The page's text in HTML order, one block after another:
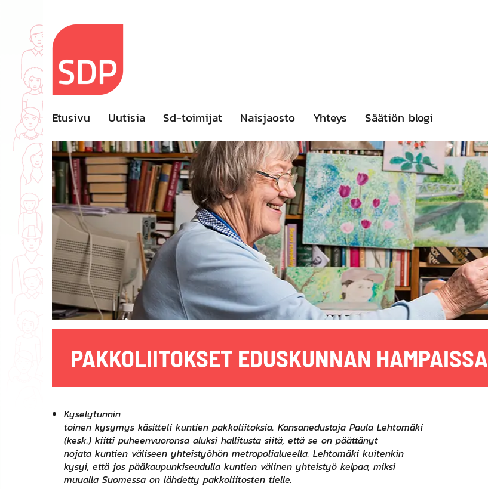
content
Etusivu Uutisia Sd-toimijat Naisjaosto Yhteys Säätiön blogi
PAKKOLIITOKSET EDUSKUNNAN HAMPAISSA
Kyselytunnin
toinen kysymys käsitteli kuntien pakkoliitoksia. Kansanedustaja Paula Lehtomäki
(kesk.) kiitti puheenvuoronsa aluksi hallitusta siitä, että se on päättänyt
nojata kuntien väliseen yhteistyöhön metropolialueella. Lehtomäki kuitenkin
kysyi, että jos pääkaupunkiseudulla kuntien välinen yhteistyö kelpaa, miksi
muualla Suomessa on lähdetty pakkoliitosten tielle.